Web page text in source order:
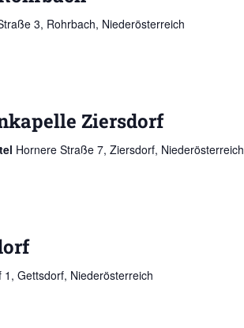
3, Rohrbach, Niederösterreich
Ziersdorf
Hornere Straße 7, Ziersdorf, Niederösterreich
1, Gettsdorf, Niederösterreich